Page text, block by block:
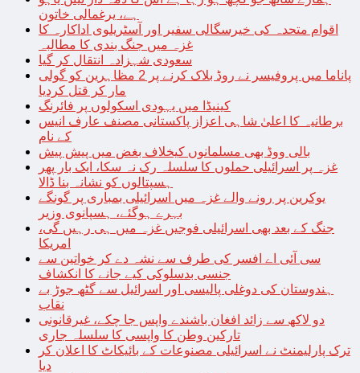
ہے، یرغمالی خاتون
اقوام متحدہ کی خیرسگالی سفیر اور آسٹریلوی اداکارہ کا
غزہ میں جنگ بندی کا مطالبہ
سعودی شہزادہ انتقال کر گیا
پاناما میں پروفیسر نے روڈ بلاک کرنے پر 2 مظاہرین کو گولی
مار کر قتل کردیا
کینیڈا میں یہودی اسکولوں پر فائرنگ
برطانیہ کا اعلیٰ شاہی اعزاز پاکستانی مصنف عارف انیس
کے نام
بالی ووڈ بھی مسلمانوں کیخلاف بغض میں پیش پیش
غزہ پر اسرائیلی حملوں کا سلسلہ رک نہ سکا، ایک بار پھر
ہسپتالوں کو نشانہ بنا ڈالا
یوکرین پر رونے والے غزہ میں اسرائیلی بمباری پر گونگے
بہرے ہوگئے، ہسپانوی وزیر
جنگ کے بعد بھی اسرائیلی فوجیں غزہ میں ہی رہیں گی،
امریکا
سی آئی اے افسر کی طرف سے نشہ دے کر خواتین سے
جنسی بدسلوکی کیے جانے کا انکشاف
ہندوستان کی دوغلی پالیسی اور اسرائیل سے گٹھ جوڑ بے
نقاب
دو لاکھ سے زائد افغان باشندے واپس جا چکے، غیرقانونی
تارکین وطن کا واپسی کا سلسلہ جاری
ترک پارلیمنٹ نے اسرائیلی مصنوعات کے بائیکاٹ کا اعلان کر
دیا